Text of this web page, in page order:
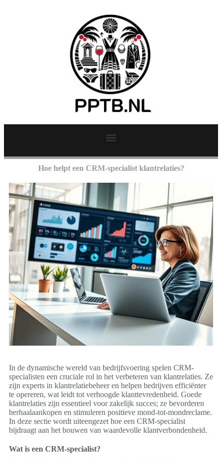
Hoe helpt een CRM-specialist klantrelaties?
In de dynamische wereld van bedrijfsvoering spelen CRM-
specialisten een cruciale rol in het verbeteren van klantrelaties. Ze
zijn experts in klantrelatiebeheer en helpen bedrijven efficiënter
te opereren, wat leidt tot verhoogde klanttevredenheid. Goede
klantrelaties zijn essentieel voor zakelijk succes; ze bevorderen
herhaalaankopen en stimuleren positieve mond-tot-mondreclame.
In deze sectie wordt uiteengezet hoe een CRM-specialist
bijdraagt aan het bouwen van waardevolle klantverbondenheid.
Wat is een CRM-specialist?